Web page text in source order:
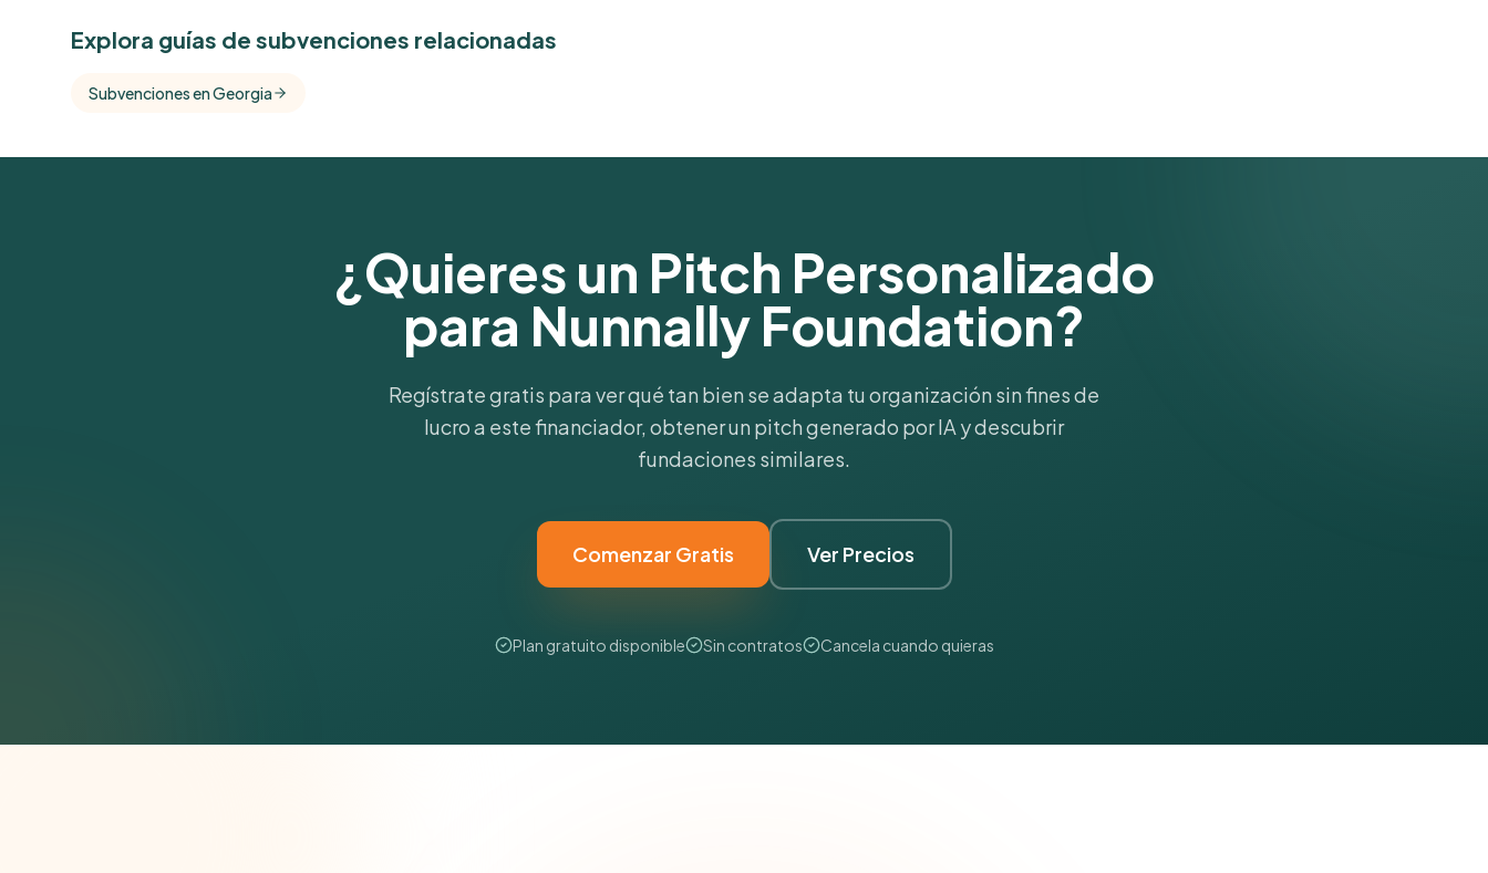
See Similar Funders
with foundations that share this funder's focus areas and
Explora guías de subvenciones relacionadas
Subvenciones en Georgia
¿Quieres un Pitch Personalizado
para Nunnally Foundation?
Regístrate gratis para ver qué tan bien se adapta tu organización sin fines de
lucro a este financiador, obtener un pitch generado por IA y descubrir
fundaciones similares.
Comenzar Gratis Ver Precios
Plan gratuito disponible Sin contratos Cancela cuando quieras